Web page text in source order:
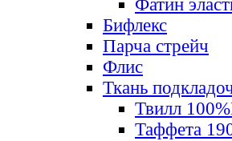
Фатин
Бифлекс
Парча стрейч
Флис
Ткань
Твилл
Таффета